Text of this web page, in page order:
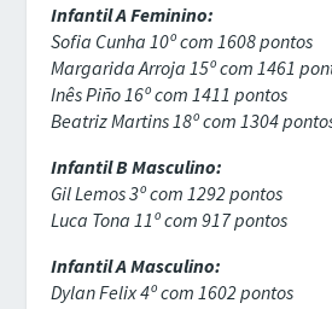
Infantil A Feminino:
Sofia Cunha 10º com 1608 pontos
Margarida Arroja 15º com 1461
Inês Piño 16º com 1411 pontos
Beatriz Martins 18º com 1304
Infantil B Masculino:
Gil Lemos 3º com 1292 pontos
Luca Tona 11º com 917 pontos
Infantil A Masculino:
Dylan Felix 4º com 1602 pontos